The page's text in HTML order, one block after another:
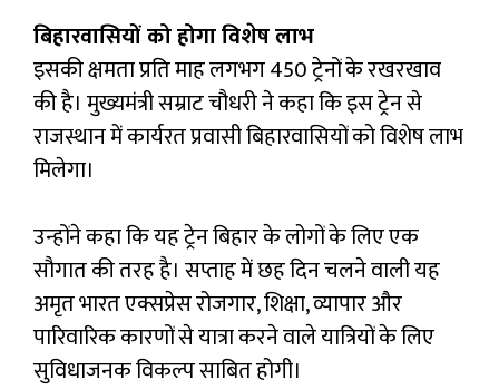
बिहारवासियों को होगा विशेष लाभ
इसकी क्षमता प्रति माह लगभग 450 ट्रेनों के रखरखाव
की है। मुख्यमंत्री सम्राट चौधरी ने कहा कि इस ट्रेन से
राजस्थान में कार्यरत प्रवासी बिहारवासियों को विशेष लाभ
मिलेगा।
उन्‍होंने कहा कि यह ट्रेन बिहार के लोगों के लिए एक
सौगात की तरह है। सप्ताह में छह दिन चलने वाली यह
अमृत भारत एक्सप्रेस रोजगार, शिक्षा, व्यापार और
पारिवारिक कारणों से यात्रा करने वाले यात्रियों के लिए
सुविधाजनक विकल्प साबित होगी।